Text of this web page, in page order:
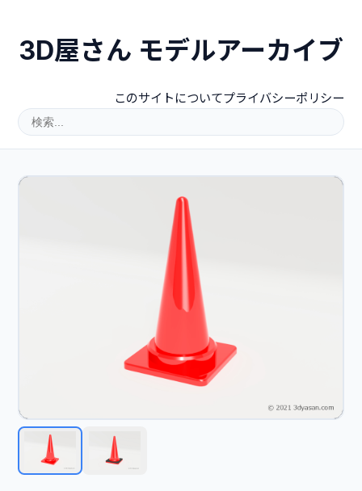
3D屋さん モデルアーカイブ
このサイトについてプライバシーポリシー